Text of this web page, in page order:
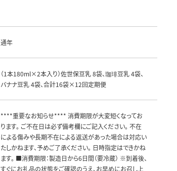
通年
（1本180ml×2本入り）佐世保豆乳 8袋、珈琲豆乳 4袋、
バナナ豆乳 4袋、合計16袋×12回定期便
****重要なお知らせ**** 消費期限が大変短くなってお
ります。 ご不在日は必ず備考欄にご記入ください。 不在
による傷みや長期不在による返送があった場合は対応い
たしかねます、予めご了承ください。 日時指定はできかね
ます。 ■消費期限：製造日から6日間（要冷蔵） ※到着後、
すぐにお礼品の状態をご確認のうえ、お早めにお召し上